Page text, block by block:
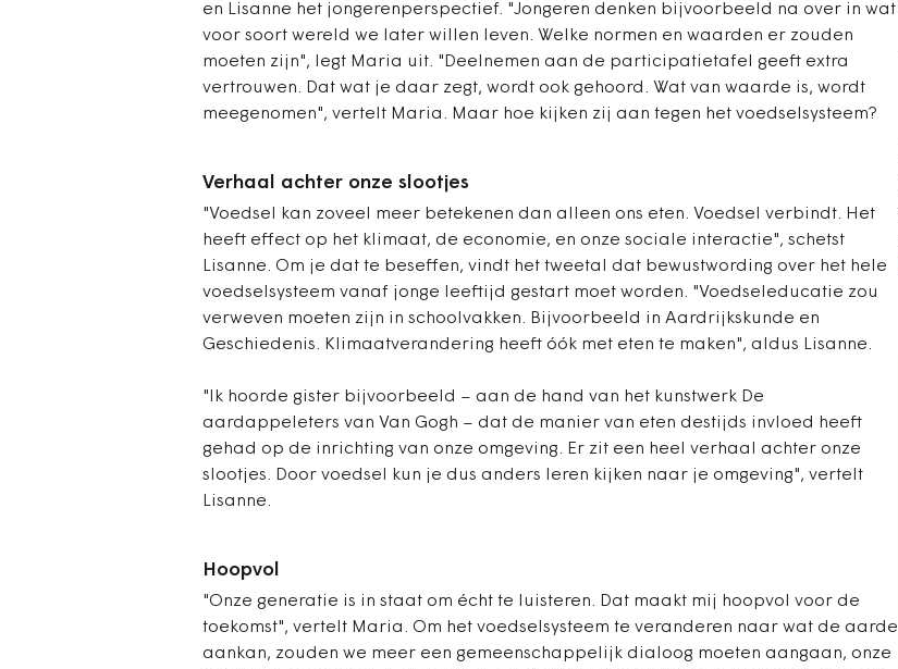
en Lisanne het jongerenperspectief. "Jongeren denken bijvoorbeeld na over in wat
voor soort wereld we later willen leven. Welke normen en waarden er zouden
moeten zijn", legt Maria uit. "Deelnemen aan de participatietafel geeft extra
vertrouwen. Dat wat je daar zegt, wordt ook gehoord. Wat van waarde is, wordt
meegenomen", vertelt Maria. Maar hoe kijken zij aan tegen het voedselsysteem?
Verhaal achter onze slootjes
"Voedsel kan zoveel meer betekenen dan alleen ons eten. Voedsel verbindt. Het
heeft effect op het klimaat, de economie, en onze sociale interactie", schetst
Lisanne. Om je dat te beseffen, vindt het tweetal dat bewustwording over het hele
voedselsysteem vanaf jonge leeftijd gestart moet worden. "Voedseleducatie zou
verweven moeten zijn in schoolvakken. Bijvoorbeeld in Aardrijkskunde en
Geschiedenis. Klimaatverandering heeft óók met eten te maken", aldus Lisanne.
"Ik hoorde gister bijvoorbeeld – aan de hand van het kunstwerk De
aardappeleters van Van Gogh – dat de manier van eten destijds invloed heeft
gehad op de inrichting van onze omgeving. Er zit een heel verhaal achter onze
slootjes. Door voedsel kun je dus anders leren kijken naar je omgeving", vertelt
Lisanne.
Hoopvol
"Onze generatie is in staat om écht te luisteren. Dat maakt mij hoopvol voor de
toekomst", vertelt Maria. Om het voedselsysteem te veranderen naar wat de aarde
aankan, zouden we meer een gemeenschappelijk dialoog moeten aangaan, onze